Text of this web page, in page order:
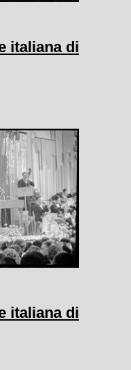
italiana di
italiana di